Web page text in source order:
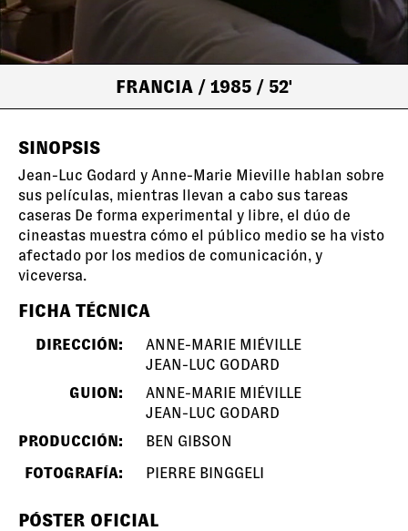
FRANCIA / 1985 / 52'
SINOPSIS
Jean-Luc Godard y Anne-Marie Mieville hablan sobre
sus películas, mientras llevan a cabo sus tareas
caseras De forma experimental y libre, el dúo de
cineastas muestra cómo el público medio se ha visto
afectado por los medios de comunicación, y
viceversa.
FICHA TÉCNICA
DIRECCIÓN:
ANNE-MARIE MIÉVILLE
JEAN-LUC GODARD
GUION:
ANNE-MARIE MIÉVILLE
JEAN-LUC GODARD
PRODUCCIÓN:
BEN GIBSON
FOTOGRAFÍA:
PIERRE BINGGELI
PÓSTER OFICIAL